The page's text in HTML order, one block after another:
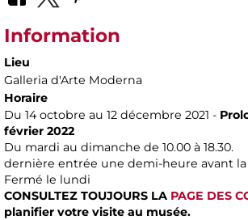
Information
Lieu
Galleria d'Arte Moderna
Horaire
Du 14 octobre au 12 décembre 2021 -
février 2022
Du mardi au dimanche de 10.00 à 18.30.
dernière entrée une demi-heure avant
Fermé le lundi
CONSULTEZ TOUJOURS LA PAGE DES
planifier votre visite au musée.